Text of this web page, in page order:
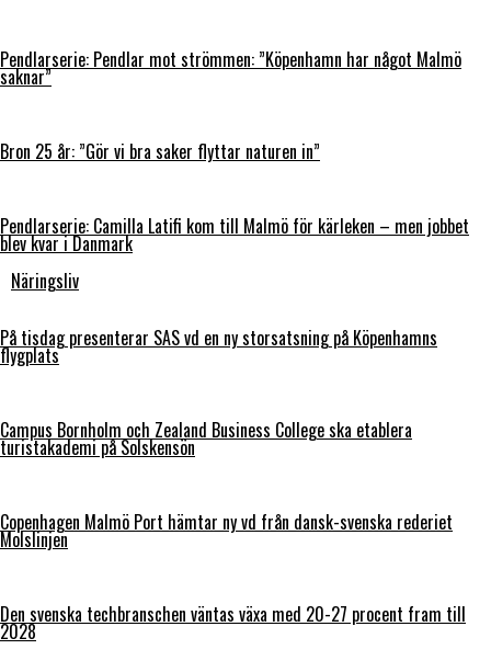
Pendlarserie: Pendlar mot strömmen: ”Köpenhamn har något Malmö
saknar”
Bron 25 år: ”Gör vi bra saker flyttar naturen in”
Pendlarserie: Camilla Latifi kom till Malmö för kärleken – men jobbet
blev kvar i Danmark
Näringsliv
På tisdag presenterar SAS vd en ny storsatsning på Köpenhamns
flygplats
Campus Bornholm och Zealand Business College ska etablera
turistakademi på Solskensön
Copenhagen Malmö Port hämtar ny vd från dansk-svenska rederiet
Molslinjen
Den svenska techbranschen väntas växa med 20-27 procent fram till
2028